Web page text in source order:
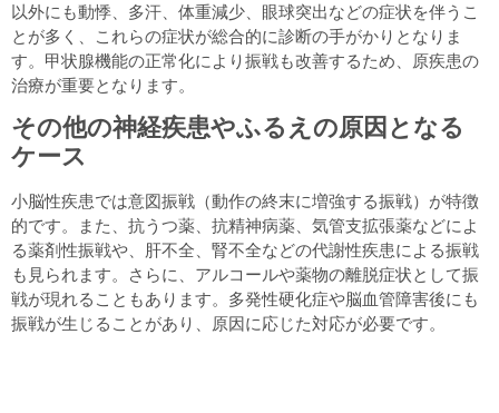
以外にも動悸、多汗、体重減少、眼球突出などの症状を伴うこ
とが多く、これらの症状が総合的に診断の手がかりとなりま
す。甲状腺機能の正常化により振戦も改善するため、原疾患の
治療が重要となります。
その他の神経疾患やふるえの原因となる
ケース
小脳性疾患では意図振戦（動作の終末に増強する振戦）が特徴
的です。また、抗うつ薬、抗精神病薬、気管支拡張薬などによ
る薬剤性振戦や、肝不全、腎不全などの代謝性疾患による振戦
も見られます。さらに、アルコールや薬物の離脱症状として振
戦が現れることもあります。多発性硬化症や脳血管障害後にも
振戦が生じることがあり、原因に応じた対応が必要です。